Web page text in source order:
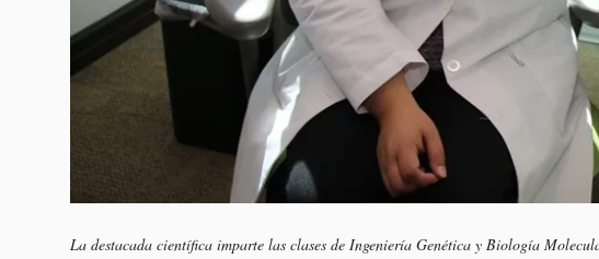
La destacada científica imparte las clases de Ingeniería Genética y Biología